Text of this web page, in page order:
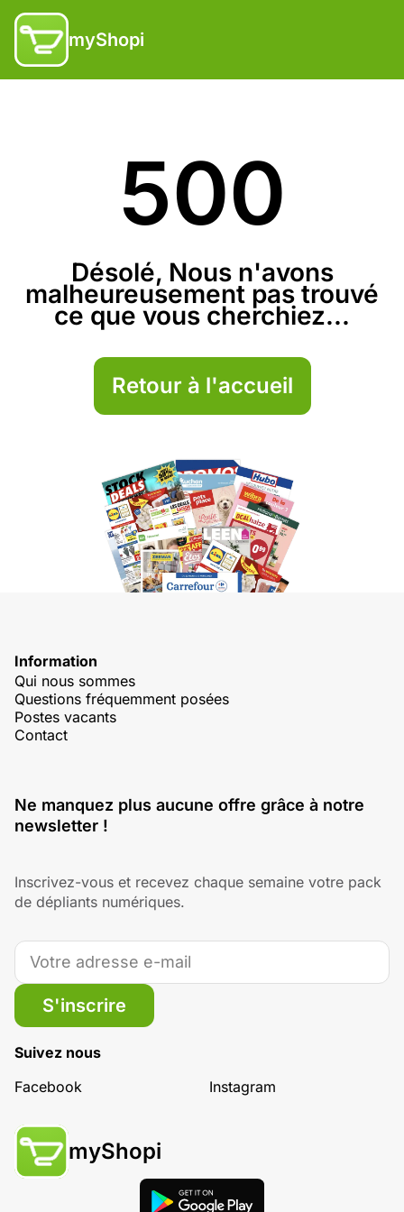
myShopi
500
Désolé, Nous n'avons
malheureusement pas trouvé
ce que vous cherchiez...
Retour à l'accueil
Information
Qui nous sommes
Questions fréquemment posées
Postes vacants
Contact
Ne manquez plus aucune offre grâce à notre
newsletter !
Inscrivez-vous et recevez chaque semaine votre pack
de dépliants numériques.
S'inscrire
Suivez nous
Facebook
Instagram
myShopi